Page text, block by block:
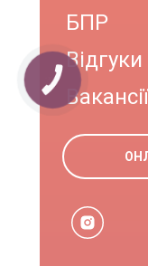
БПР
Відгуки
Вакансії
КНОПКА
ЗВ'ЯЗКУ